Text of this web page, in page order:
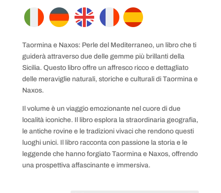
Taormina e Naxos: Perle del Mediterraneo, un libro che ti
guiderà attraverso due delle gemme più brillanti della
Sicilia. Questo libro offre un affresco ricco e dettagliato
delle meraviglie naturali, storiche e culturali di Taormina e
Naxos.
Il volume è un viaggio emozionante nel cuore di due
località iconiche. Il libro esplora la straordinaria geografia,
le antiche rovine e le tradizioni vivaci che rendono questi
luoghi unici. Il libro racconta con passione la storia e le
leggende che hanno forgiato Taormina e Naxos, offrendo
una prospettiva affascinante e immersiva.